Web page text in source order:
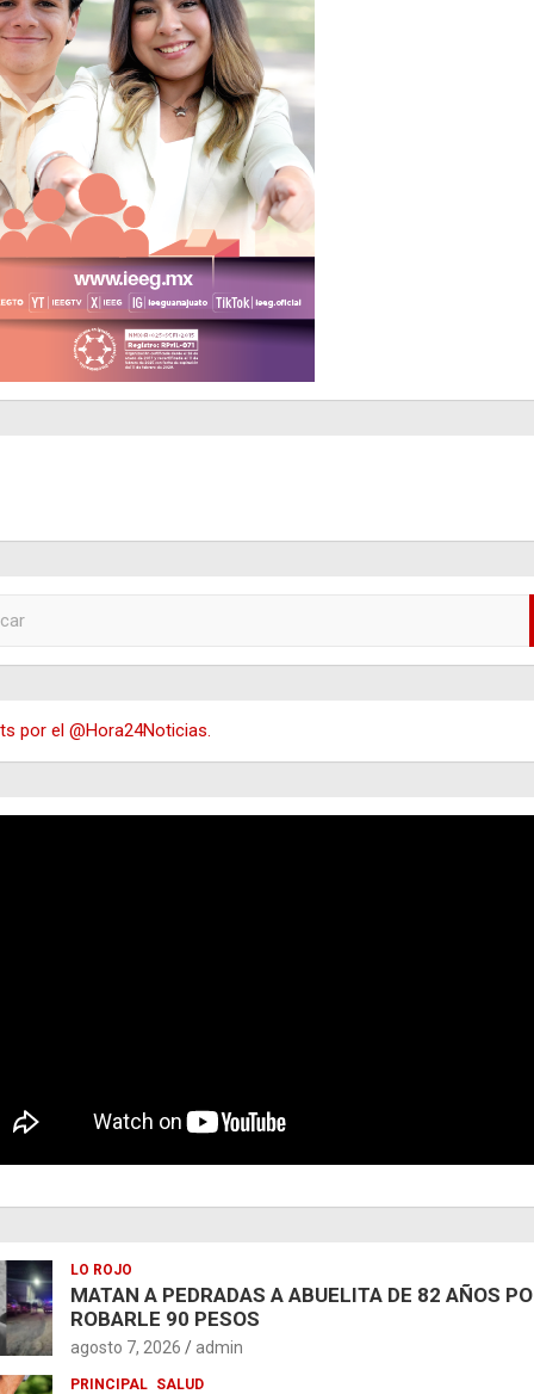
por el @Hora24Noticias.
LO ROJO
MATAN A PEDRADAS A ABUELITA DE 82 AÑOS
ROBARLE 90 PESOS
agosto 7, 2026 admin
PRINCIPAL SALUD